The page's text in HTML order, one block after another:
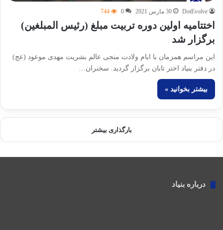
DotEvolve 30 مارس 2021 0
744
اختتامیه اولین دوره تربیت مبلغ (رئیس المبلغین)
برگزار شد
این مراسم همزمان با ایام ولادت منجی عالم بشریت مهدی موعود (عج)
در دفتر بنیاد اختر تابان برگزار گردید. سخنران…
بیشتر بخوانید »
بارگذاری بیشتر
درباره بنیاد